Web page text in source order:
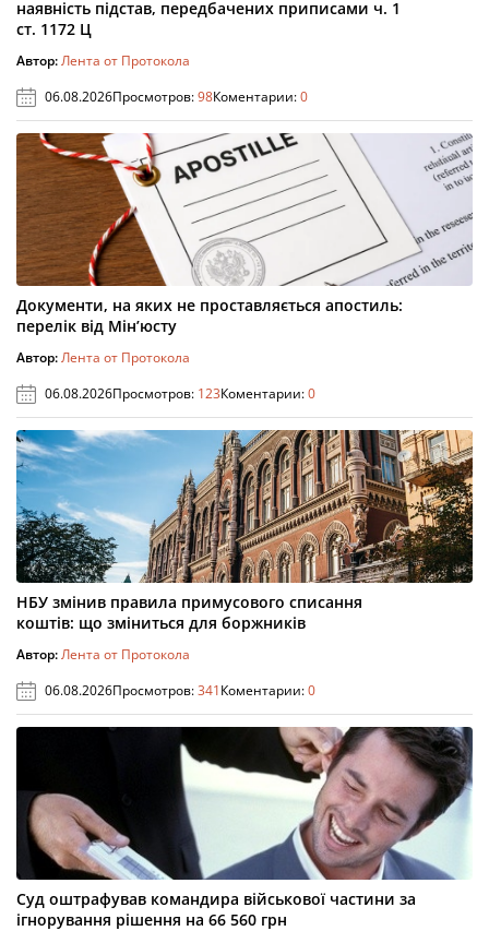
наявність підстав, передбачених приписами ч. 1
ст. 1172 Ц
Автор:Лента от Протокола
06.08.2026Просмотров:98Коментарии:0
Документи, на яких не проставляється апостиль:
перелік від Мін’юсту
Автор:Лента от Протокола
06.08.2026Просмотров: 123Коментарии:0
НБУ змінив правила примусового списання
коштів: що зміниться для боржників
Автор:Лента от Протокола
06.08.2026Просмотров:341Коментарии:0
Суд оштрафував командира військової частини за
ігнорування рішення на 66 560 грн